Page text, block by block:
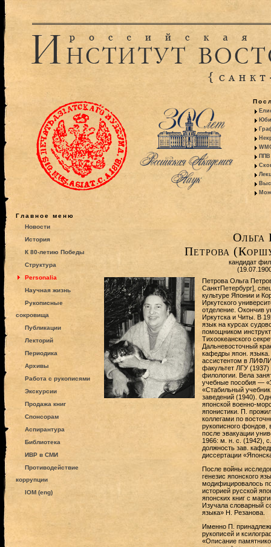
ППВ
Главное меню
Новости
История
К 80-летию Победы
Структура
Personalia
Научная жизнь
Рукописные
сокровища
Публикации
Лекторий
Периодика
Архивы
Работа с рукописями
Экскурсии
Продажа книг
Спонсорам
Аспирантура
Библиотека
ИВР в СМИ
Противодействие
коррупции
IOM (eng)
Ольга
Петрова
кандидат
Петрова Ольга
СанктПетербург],
культуре Японии и
Иркутского
отделение. Окончив
Иркутска и Читы. В
язык на курсах
помощником
Тихоокеанского
Дальневосточный
кафедры япон. языка.
ассистентом в
факультет ЛГУ (1937)
филологии. Вела
учебные пособия —
«Стабильный
заведений (1940).
японской военно-
японистики. П.
коллегами по
рукописного фондов,
после эвакуации
1966: м. н. с. (1942),
должность зав.
диссертации
После войны
генезис японского
модифицировалось
историей русской
японских книг с
Изучала словарный
языка» Н. Резанова.
Именно П.
рукописей и
«Описание